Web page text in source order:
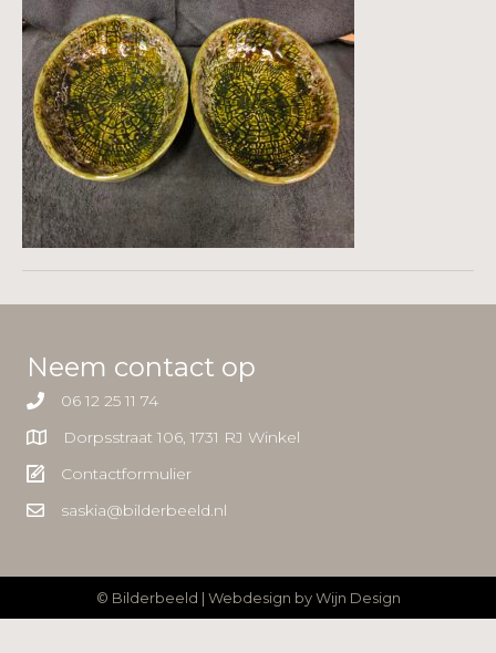
Neem contact op
06 12 25 11 74
Dorpsstraat 106, 1731 RJ Winkel
Contactformulier
saskia@bilderbeeld.nl
© Bilderbeeld | Webdesign byWijn Design